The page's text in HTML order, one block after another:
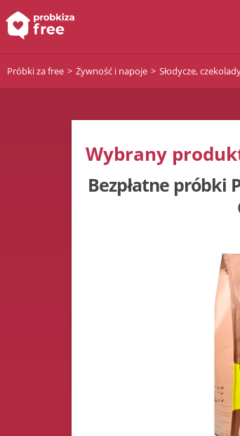
Próbki za free Żywność i napoje Słodycze,
Wybrany
Bezpłatne próbki